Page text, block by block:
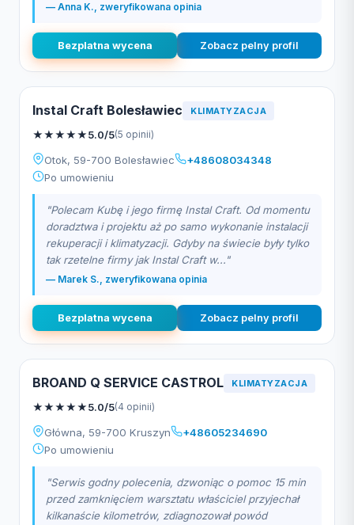
— Anna K., zweryfikowana opinia
Bezplatna wycena Zobacz pelny profil
Instal Craft Bolesławiec KLIMATYZACJA
★★★★★5.0/5(5 opinii)
Otok, 59-700 Bolesławiec
+48608034348
Po umowieniu
"Polecam Kubę i jego firmę Instal Craft. Od momentu
doradztwa i projektu aż po samo wykonanie instalacji
rekuperacji i klimatyzacji. Gdyby na świecie były tylko
tak rzetelne firmy jak Instal Craft w..."
— Marek S., zweryfikowana opinia
Bezplatna wycena Zobacz pelny profil
BROAND Q SERVICE CASTROL KLIMATYZACJA
★★★★★5.0/5(4 opinii)
Główna, 59-700 Kruszyn
+48605234690
Po umowieniu
"Serwis godny polecenia, dzwoniąc o pomoc 15 min
przed zamknięciem warsztatu właściciel przyjechał
kilkanaście kilometrów, zdiagnozował powód